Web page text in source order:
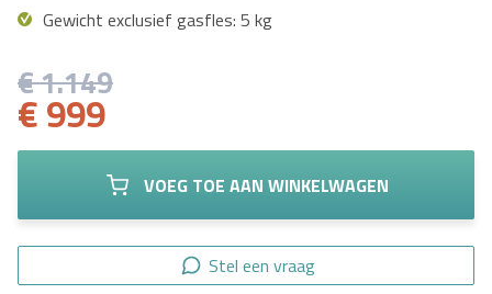
Gewicht exclusief gasfles: 5 kg
€ 1.149
€ 999
VOEG TOE AAN WINKELWAGEN
Stel een vraag